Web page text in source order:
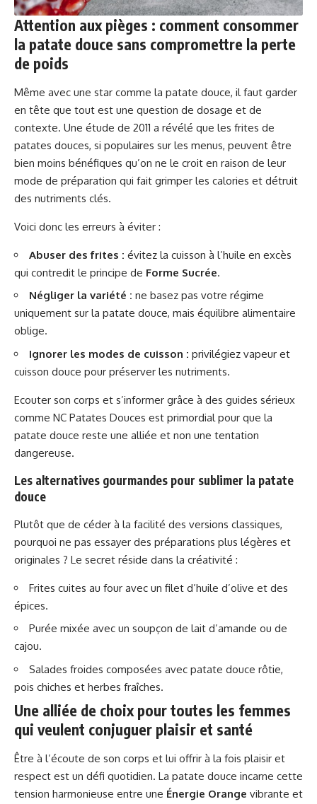
Attention aux pièges : comment consommer
la patate douce sans compromettre la perte
de poids
Même avec une star comme la patate douce, il faut garder
en tête que tout est une question de dosage et de
contexte. Une étude de 2011 a révélé que les frites de
patates douces, si populaires sur les menus, peuvent être
bien moins bénéfiques qu’on ne le croit en raison de leur
mode de préparation qui fait grimper les calories et détruit
des nutriments clés.
Voici donc les erreurs à éviter :
Abuser des frites : évitez la cuisson à l’huile en excès
qui contredit le principe de Forme Sucrée.
Négliger la variété : ne basez pas votre régime
uniquement sur la patate douce, mais équilibre alimentaire
oblige.
Ignorer les modes de cuisson : privilégiez vapeur et
cuisson douce pour préserver les nutriments.
Ecouter son corps et s’informer grâce à des guides sérieux
comme NC Patates Douces est primordial pour que la
patate douce reste une alliée et non une tentation
dangereuse.
Les alternatives gourmandes pour sublimer la patate
douce
Plutôt que de céder à la facilité des versions classiques,
pourquoi ne pas essayer des préparations plus légères et
originales ? Le secret réside dans la créativité :
Frites cuites au four avec un filet d’huile d’olive et des
épices.
Purée mixée avec un soupçon de lait d’amande ou de
cajou.
Salades froides composées avec patate douce rôtie,
pois chiches et herbes fraîches.
Une alliée de choix pour toutes les femmes
qui veulent conjuguer plaisir et santé
Être à l’écoute de son corps et lui offrir à la fois plaisir et
respect est un défi quotidien. La patate douce incarne cette
tension harmonieuse entre une Énergie Orange vibrante et